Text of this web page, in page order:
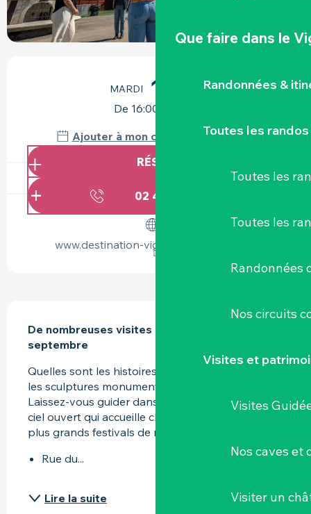
Que faire dans le
Randonnées &
Toutes les randos
Toutes les
Toutes les
Randonnées
Nos circuits
Visites et
Visites
Nos caves et
Visiter un
MARDI 1 SEPTEMBRE
De 16:00 à 17:30
Ajouter à mon calendrier Google
RÉSERVER
02 40 54 02
www.destination-vignoble-nantais.com
De nombreuses visites programmées d’avril à
septembre
Quelles sont les histoires qui se cachent derrière
les sculptures monumentales du site du Hellfest ?
Laissez-vous guider dans un véritable musée à
ciel ouvert qui accueille chaque année l’un des
plus grands festivals de métal au monde.
Rue du...
Lire la suite